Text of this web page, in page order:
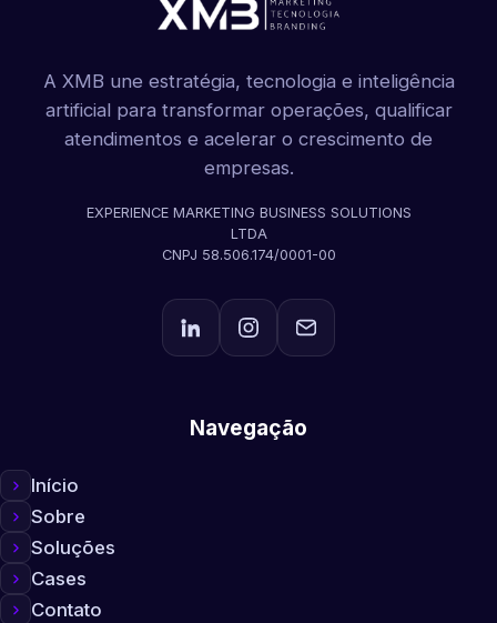
A XMB une estratégia, tecnologia e inteligência
artificial para transformar operações, qualificar
atendimentos e acelerar o crescimento de
empresas.
EXPERIENCE MARKETING BUSINESS SOLUTIONS
LTDA
CNPJ 58.506.174/0001-00
Navegação
Início
Sobre
Soluções
Cases
Contato